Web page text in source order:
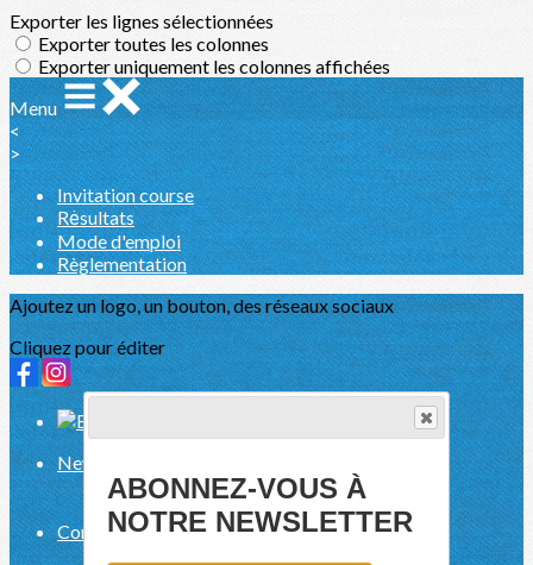
Exporter les lignes sélectionnées
Exporter toutes les colonnes
Exporter uniquement les colonnes affichées
Menu
<
>
Invitation course
Rėsultats
Mode d'emploi
Règlementation
Ajoutez un logo, un bouton, des réseaux sociaux
Cliquez pour éditer
News
Photos entrainement
News
Compétitions▴▾
ABONNEZ-VOUS À
NOTRE NEWSLETTER